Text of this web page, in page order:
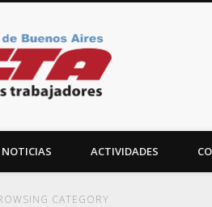
CTA Ciudad
NOTICIAS ACTIVIDADES
CATEGORY